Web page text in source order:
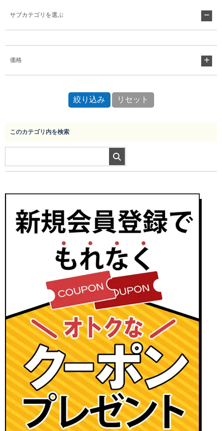
サブカテゴリを選ぶ
価格
このカテゴリ内を検索